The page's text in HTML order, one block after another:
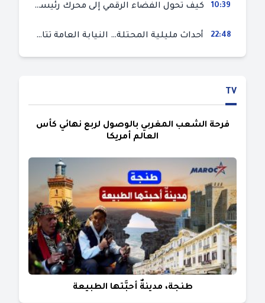
10:39 كيف تحول الفضاء الرقمي إلى محرك رئيسي لأحداث الهجرة في سبتة؟
22:48 أحداث مليلية المحتلة… النيابة العامة تتابع 50 متورطا في محاولة اقتحام السياح الحدودي بتهم ثقيلة
TV
فرحة الشعب المغربي بالوصول لربع نهائي كأس
العالم أمريكا
طنجة، مدينةٌ أحبَّتها الطبيعة